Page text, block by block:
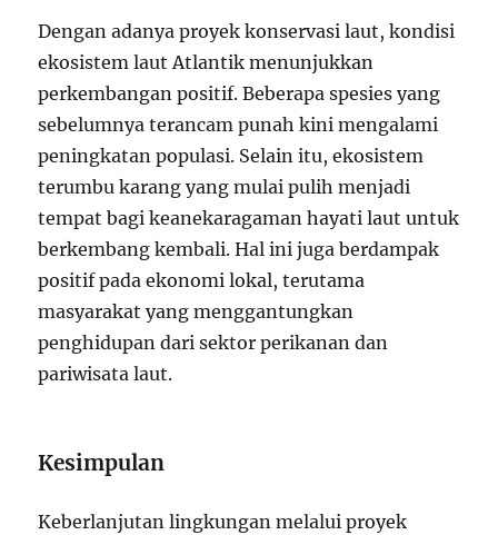
Dengan adanya proyek konservasi laut, kondisi
ekosistem laut Atlantik menunjukkan
perkembangan positif. Beberapa spesies yang
sebelumnya terancam punah kini mengalami
peningkatan populasi. Selain itu, ekosistem
terumbu karang yang mulai pulih menjadi
tempat bagi keanekaragaman hayati laut untuk
berkembang kembali. Hal ini juga berdampak
positif pada ekonomi lokal, terutama
masyarakat yang menggantungkan
penghidupan dari sektor perikanan dan
pariwisata laut.
Kesimpulan
Keberlanjutan lingkungan melalui proyek